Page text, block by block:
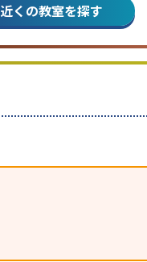
近くの教室を探す